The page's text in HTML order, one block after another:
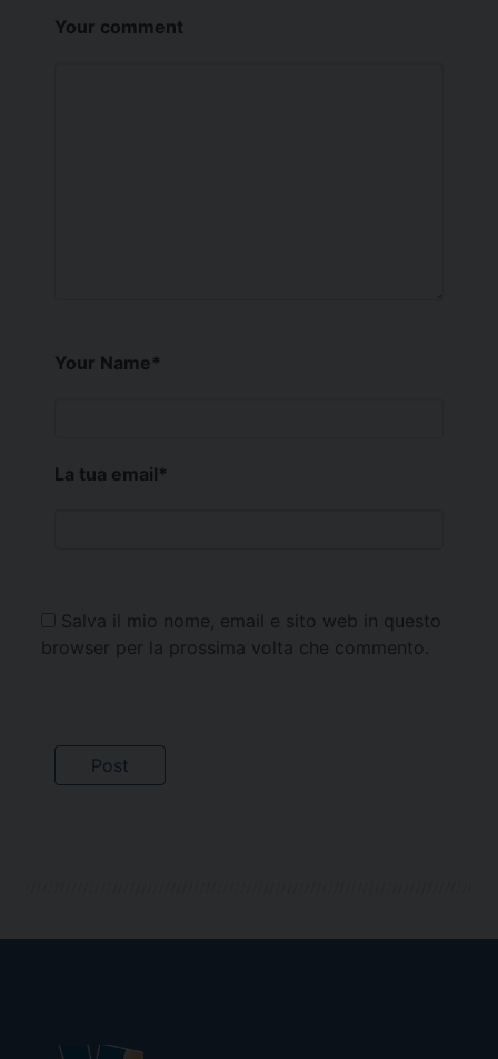
Your comment
Your Name*
La tua email*
Salva il mio nome, email e sito web in questo
browser per la prossima volta che commento.